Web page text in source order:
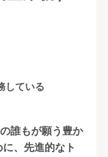
している
誰もが願う豊か
、先進的なト